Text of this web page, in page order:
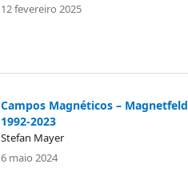
12 fevereiro 2025
Campos Magnéticos –
1992-2023
Stefan Mayer
6 maio 2024